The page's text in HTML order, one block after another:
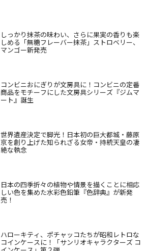
しっかり抹茶の味わい、さらに果実の香りも楽
しめる「無糖フレーバー抹茶」ストロベリー、
マンゴー新発売
コンビニおにぎりが文房具に！コンビニの定番
商品をモチーフにした文房具シリーズ『ジムマ
ート』誕生
世界遺産決定で脚光！日本初の巨大都城・藤原
京を創り上げた知られざる女帝・持統天皇の凄
絶な執念
日本の四季折々の植物や情景を描くことに相応
しい色を集めた水彩色鉛筆『色辞典』が新発
売！
ハローキティ、ポチャッコたちが昭和レトロな
コインケースに！「サンリオキャラクターズ コ